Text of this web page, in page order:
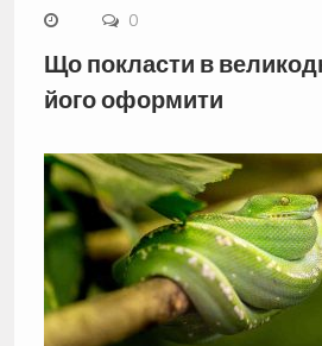
0
Що покласти в
його оформити